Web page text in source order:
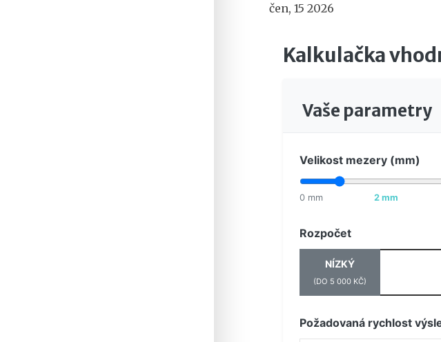
čen, 15 2026
Kalkulačka
Vaše parametry
Velikost mezery (mm)
0 mm 2 mm
Rozpočet
NÍZKÝ
(DO 5 000 KČ)
Požadovaná rychlost